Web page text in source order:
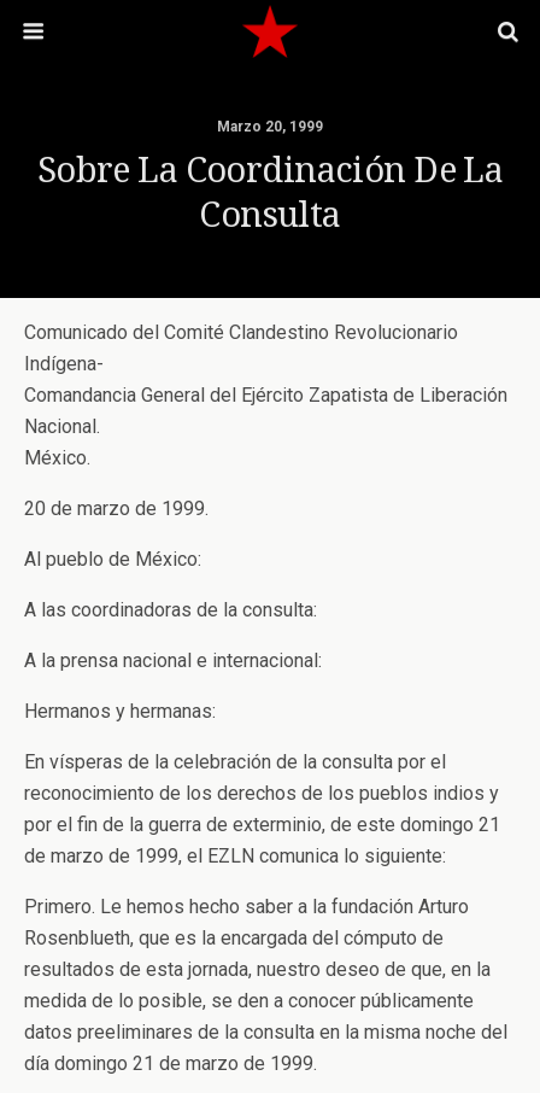
Marzo 20, 1999
Sobre La Coordinación De La
Consulta
Comunicado del Comité Clandestino Revolucionario
Indígena-
Comandancia General del Ejército Zapatista de Liberación
Nacional.
México.
20 de marzo de 1999.
Al pueblo de México:
A las coordinadoras de la consulta:
A la prensa nacional e internacional:
Hermanos y hermanas:
En vísperas de la celebración de la consulta por el
reconocimiento de los derechos de los pueblos indios y
por el fin de la guerra de exterminio, de este domingo 21
de marzo de 1999, el EZLN comunica lo siguiente:
Primero. Le hemos hecho saber a la fundación Arturo
Rosenblueth, que es la encargada del cómputo de
resultados de esta jornada, nuestro deseo de que, en la
medida de lo posible, se den a conocer públicamente
datos preeliminares de la consulta en la misma noche del
día domingo 21 de marzo de 1999.